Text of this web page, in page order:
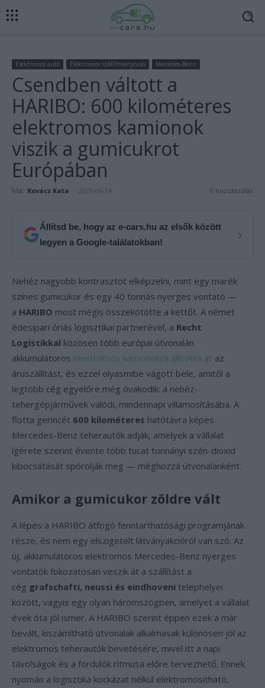
Elektromos autó Elektromos szállítmányozás Mercedes-Benz
Csendben váltott a
HARIBO: 600 kilométeres
elektromos kamionok
viszik a gumicukrot
Európában
Írta: Kovács Kata - 2026-06-14 0 hozzászólás
Állítsd be, hogy az e-cars.hu az elsők között
legyen a Google-találatokban!
›
Nehéz nagyobb kontrasztot elképzelni, mint egy marék
színes gumicukor és egy 40 tonnás nyerges vontató —
a HARIBO most mégis összekötötte a kettőt. A német
édesipari óriás logisztikai partnerével, a Recht
Logistikkal közösen több európai útvonalán
akkumulátoros elektromos kamionokra állította át az
áruszállítást, és ezzel olyasmibe vágott bele, amitől a
legtöbb cég egyelőre még óvakodik: a nehéz-
tehergépjárművek valódi, mindennapi villamosításába. A
flotta gerincét 600 kilométeres hatótávra képes
Mercedes-Benz teherautók adják, amelyek a vállalat
ígérete szerint évente több tucat tonnányi szén-dioxid
kibocsátását spórolják meg — méghozzá útvonalanként.
Amikor a gumicukor zöldre vált
A lépés a HARIBO átfogó fenntarthatósági programjának
része, és nem egy elszigetelt látványakcióról van szó. Az
új, akkumulátoros elektromos Mercedes-Benz nyerges
vontatók fokozatosan veszik át a szállítást a
cég grafschafti, neussi és eindhoveni telephelyei
között, vagyis egy olyan háromszögben, amelyet a vállalat
évek óta jól ismer. A HARIBO szerint éppen ezek a már
bevált, kiszámítható útvonalak alkalmasak különösen jól az
elektromos teherautók bevetésére, mivel itt a napi
távolságok és a fordulók ritmusa előre tervezhető. Ennek
nyomán a logisztika kockázat nélkül elektromosítható,